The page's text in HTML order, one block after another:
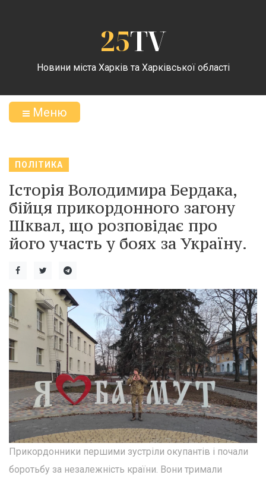
25TV
Новини міста Харків та Харківської області
Меню
ПОЛІТИКА
Історія Володимира Бердака,
бійця прикордонного загону
Шквал, що розповідає про
його участь у боях за Україну.
Прикордонники першими зустріли окупантів і почали
боротьбу за незалежність країни. Вони тримали